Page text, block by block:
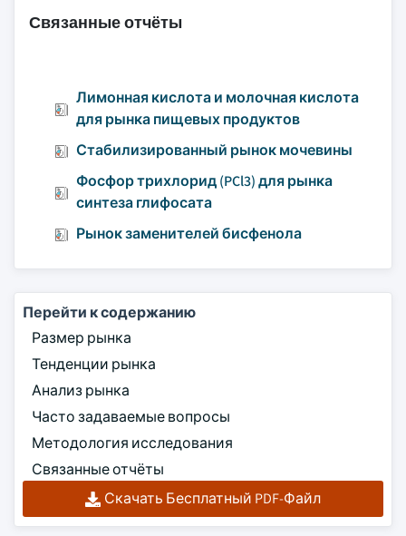
Связанные отчёты
Лимонная кислота и молочная кислота
для рынка пищевых продуктов
Стабилизированный рынок мочевины
Фосфор трихлорид (PCl3) для рынка
синтеза глифосата
Рынок заменителей бисфенола
Перейти к содержанию
Размер рынка
Тенденции рынка
Анализ рынка
Часто задаваемые вопросы
Методология исследования
Связанные отчёты
Скачать Бесплатный PDF-Файл